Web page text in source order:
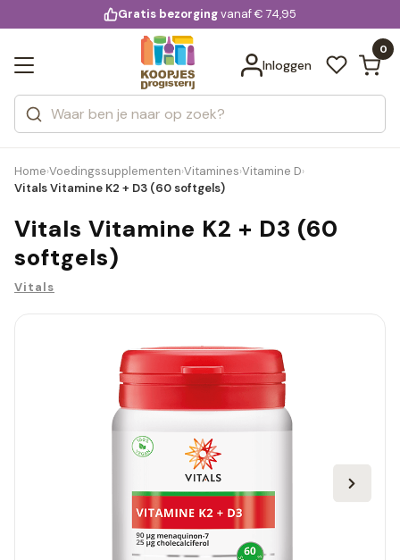
voor 20:00 uur besteld
Gratis bezorgingvanaf € 74,95
Inloggen
0
Zoeken
Categorieën
Merken
Bekijk alle resultaten
Home›Voedingssupplementen›Vitamines›Vitamine D›
Vitals Vitamine K2 + D3 (60 softgels)
Vitals Vitamine K2 + D3 (60
softgels)
Vitals